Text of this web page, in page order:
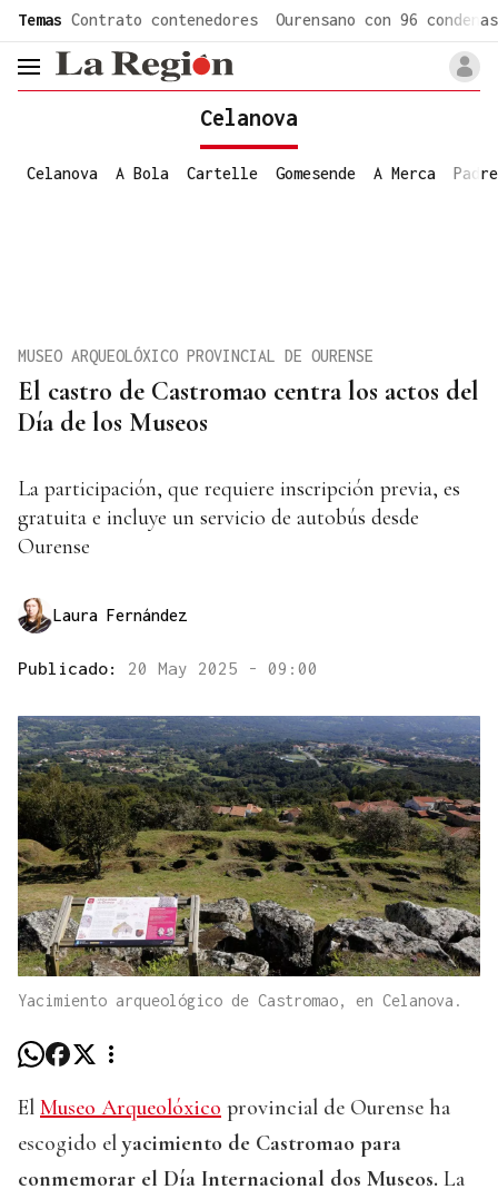
Temas Contrato contenedores Ourensano con 96 condenas
header.menu.open
Celanova
Celanova A Bola Cartelle Gomesende A Merca
El castro de Castromao centra los actos del
Día de los Museos
MUSEO ARQUEOLÓXICO PROVINCIAL DE OURENSE
La participación, que requiere inscripción previa, es
gratuita e incluye un servicio de autobús desde
Ourense
Laura Fernández
Publicado: 20 May 2025 - 09:00
Yacimiento arqueológico de Castromao, en Celanova.
El Museo Arqueolóxico provincial de Ourense ha
escogido elyacimiento de Castromao para
conmemorar el Día Internacional dos Museos. La